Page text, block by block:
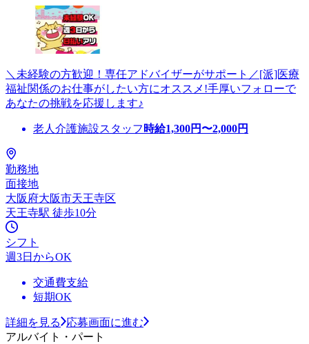
＼未経験の方歓迎！専任アドバイザーがサポート／[派]医療
福祉関係のお仕事がしたい方にオススメ!手厚いフォローで
あなたの挑戦を応援します♪
老人介護施設スタッフ 時給1,300円〜2,000円
勤務地
面接地
大阪府大阪市天王寺区
天王寺駅 徒歩10分
シフト
週3日からOK
交通費支給
短期OK
詳細を見る
応募画面に進む
アルバイト・パート